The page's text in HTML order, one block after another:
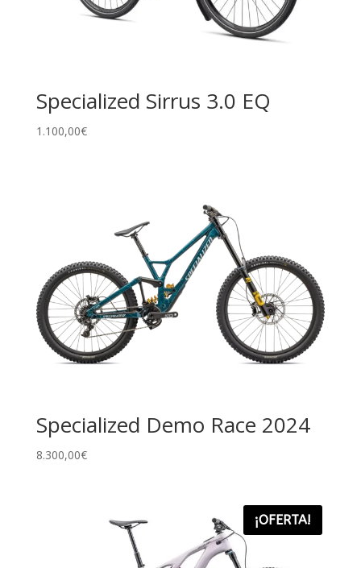
Specialized Sirrus 3.0 EQ
1.100,00€
Specialized Demo Race 2024
8.300,00€
¡OFERTA!